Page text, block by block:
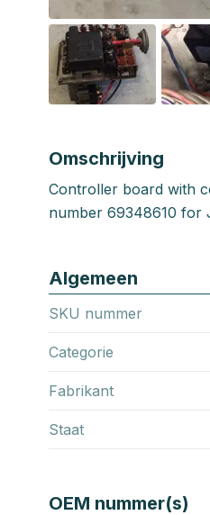
Omschrijving
Controller board with
number 69348610 for
Algemeen
SKU nummer
Categorie
Fabrikant
Staat
OEM nummer(s)